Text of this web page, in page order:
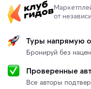
от
Туры напрямую
Бронируй без
Проверенные
Все авторы